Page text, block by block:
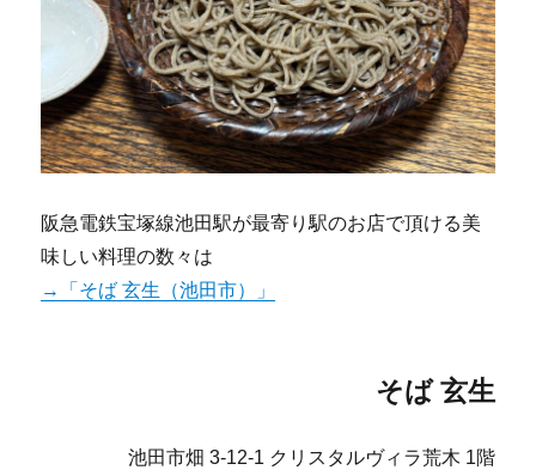
阪急電鉄宝塚線池田駅が最寄り駅のお店で頂ける美
味しい料理の数々は
→「そば 玄生（池田市）」
そば 玄生
池田市畑 3-12-1 クリスタルヴィラ荒木 1階